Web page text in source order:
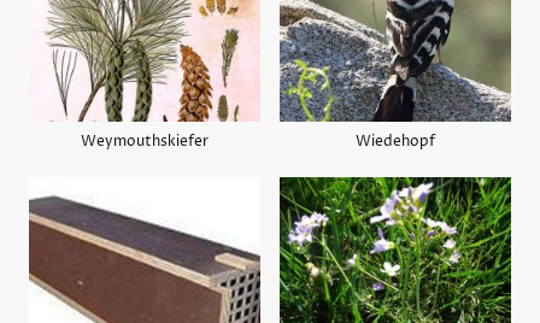
Weymouthskiefer Wiedehopf